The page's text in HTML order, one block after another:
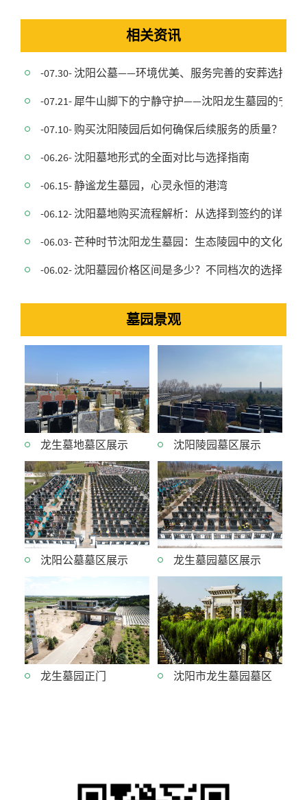
相关资讯
-07.30- 沈阳公墓——环境优美、服务完善的安葬选择
-07.21- 犀牛山脚下的宁静守护——沈阳龙生墓园的宁静
-07.10- 购买沈阳陵园后如何确保后续服务的质量？
-06.26- 沈阳墓地形式的全面对比与选择指南
-06.15- 静谧龙生墓园，心灵永恒的港湾
-06.12- 沈阳墓地购买流程解析：从选择到签约的详细指
-06.03- 芒种时节沈阳龙生墓园：生态陵园中的文化传
-06.02- 沈阳墓园价格区间是多少？不同档次的选择有
墓园景观
龙生墓地墓区展示 沈阳陵园墓区展示
沈阳公墓墓区展示 龙生墓园墓区展示
龙生墓园正门 沈阳市龙生墓园墓区